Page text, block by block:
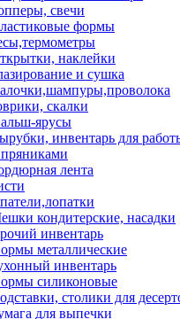
свечи
формы
наклейки
и сушка
скалки
ярусы
инвентарь для
лента
кондитерские, насадки
инвентарь
металлические
инвентарь
силиконовые
столики для
для выпечки